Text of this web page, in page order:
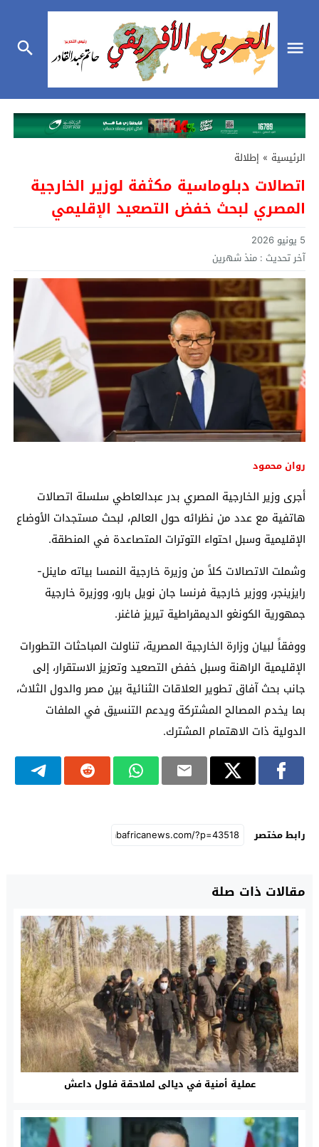
الرئيسية » إطلالة
اتصالات دبلوماسية مكثفة لوزير الخارجية
المصري لبحث خفض التصعيد الإقليمي
5 يونيو 2026
آخر تحديث : منذ شهرين
روان محمود
أجرى وزير الخارجية المصري بدر عبدالعاطي سلسلة اتصالات
هاتفية مع عدد من نظرائه حول العالم، لبحث مستجدات الأوضاع
الإقليمية وسبل احتواء التوترات المتصاعدة في المنطقة.
وشملت الاتصالات كلاً من وزيرة خارجية النمسا بياته ماينل-
رايزينجر، ووزير خارجية فرنسا جان نويل بارو، ووزيرة خارجية
جمهورية الكونغو الديمقراطية تيريز فاغنر.
ووفقاً لبيان وزارة الخارجية المصرية، تناولت المباحثات التطورات
الإقليمية الراهنة وسبل خفض التصعيد وتعزيز الاستقرار، إلى
جانب بحث آفاق تطوير العلاقات الثنائية بين مصر والدول الثلاث،
بما يخدم المصالح المشتركة ويدعم التنسيق في الملفات
الدولية ذات الاهتمام المشترك.
رابط مختصر
مقالات ذات صلة
عملية أمنية في ديالى لملاحقة فلول داعش